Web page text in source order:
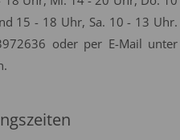
15 - 18 Uhr, Sa. 10 - 13 Uhr.
oder per E-Mail unter